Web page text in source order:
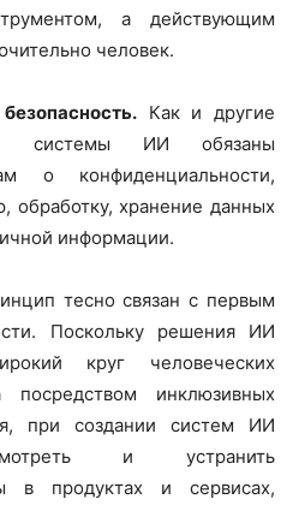
а действующим
человек.
Как и другие
системы ИИ обязаны
о конфиденциальности,
обработку, хранение данных
информации.
тесно связан с первым
Поскольку решения ИИ
круг человеческих
инклюзивных
при создании систем ИИ
и устранить
в продуктах и сервисах,